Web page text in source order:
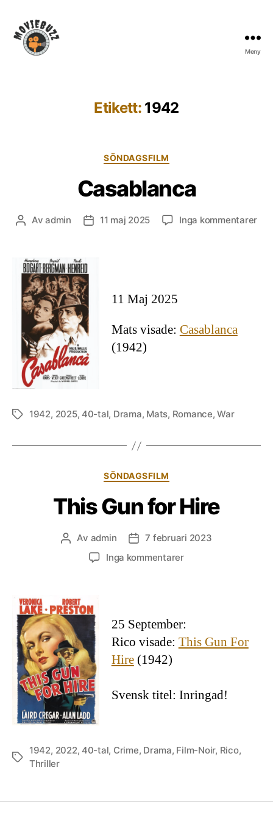
Meny
Etikett: 1942
Kategorier
SÖNDAGSFILM
Casablanca
Inläggsförfattare
Avadmin Inläggsdatum
11 maj 2025 Inga kommentarertill
11 Maj 2025
Mats visade: Casablanca
(1942)
Etiketter
1942, 2025, 40-tal, Drama, Mats, Romance,War
Kategorier
SÖNDAGSFILM
This Gun for Hire
Inläggsförfattare
Av admin Inläggsdatum
7 februari 2023
Inga kommentarertill
25 September:
Rico visade: This Gun For
Hire(1942)
Svensk titel: Inringad!
Etiketter
1942, 2022, 40-tal, Crime, Drama, Film-Noir, Rico,
Thriller